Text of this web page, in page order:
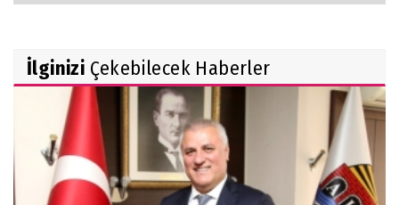
İlginizi Çekebilecek Haberler